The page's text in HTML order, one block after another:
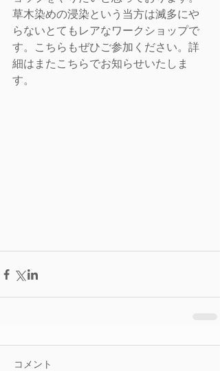
草木染めの浸染という当方は滅多にや
らないとてもレアなワークショップで
す。こちらもぜひご参加ください。詳
細はまたこちらでお知らせいたしま
す。
コメント